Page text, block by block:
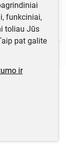
funkciniai,
toliau Jūs
pat galite
ir